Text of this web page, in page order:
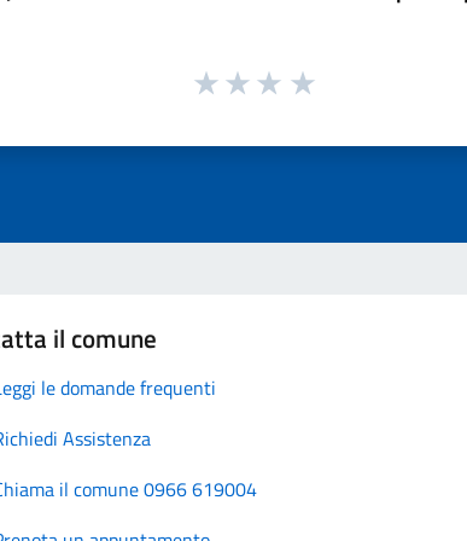
il comune
le domande frequenti
Assistenza
il comune 0966 619004